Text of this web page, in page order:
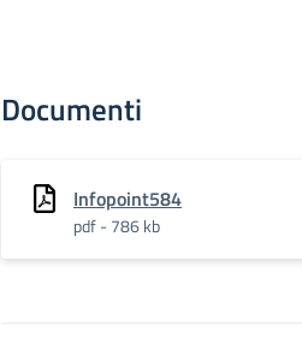
Documenti
Infopoint584
pdf - 786 kb